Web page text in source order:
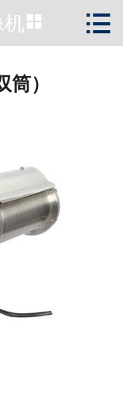
 首页
工程案例
资质荣誉
关于容方
机 
）